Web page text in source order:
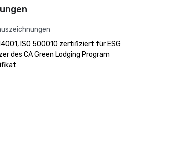
14001, ISO 500010 zertifiziert für ESG
des CA Green Lodging Program